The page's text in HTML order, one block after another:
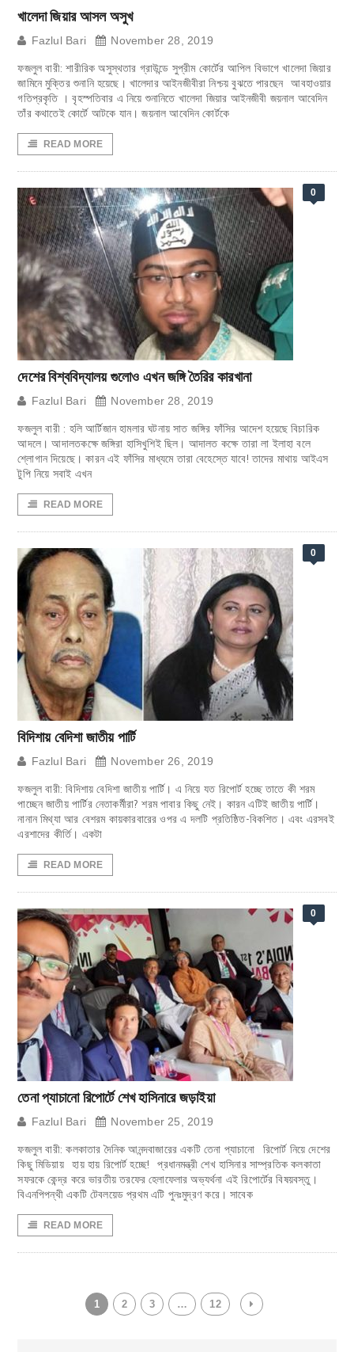
খালেদা জিয়ার আসল অসুখ
Fazlul Bari November 28, 2019
ফজলুল বারী: শারীরিক অসুস্থতার গ্রাউন্ডে সুপ্রীম কোর্টের আপিল বিভাগে খালেদা জিয়ার
জামিনে মুক্তির শুনানি হয়েছে। খালেদার আইনজীবীরা নিশ্চয় বুঝতে পারছেন আবহাওয়ার
গতিপ্রকৃতি । বৃহস্পতিবার এ নিয়ে শুনানিতে খালেদা জিয়ার আইনজীবী জয়নাল আবেদিন
তাঁর কথাতেই কোর্টে আটকে যান। জয়নাল আবেদিন কোর্টকে
READ MORE
0
দেশের বিশ্ববিদ্যালয় গুলোও এখন জঙ্গি তৈরির কারখানা
Fazlul Bari November 28, 2019
ফজলুল বারী : হলি আর্টিজান হামলার ঘটনায় সাত জঙ্গির ফাঁসির আদেশ হয়েছে বিচারিক
আদলে। আদালতকক্ষে জঙ্গিরা হাসিখুশিই ছিল। আদালত কক্ষে তারা লা ইলাহা বলে
শ্লোগান দিয়েছে। কারন এই ফাঁসির মাধ্যমে তারা বেহেস্তে যাবে! তাদের মাথায় আইএস
টুপি নিয়ে সবাই এখন
READ MORE
0
বিদিশায় বেদিশা জাতীয় পার্টি
Fazlul Bari November 26, 2019
ফজলুল বারী: বিদিশায় বেদিশা জাতীয় পার্টি। এ নিয়ে যত রিপোর্ট হচ্ছে তাতে কী শরম
পাচ্ছেন জাতীয় পার্টির নেতাকর্মীরা? শরম পাবার কিছু নেই। কারন এটিই জাতীয় পার্টি।
নানান মিথ্যা আর বেশরম কায়কারবারের ওপর এ দলটি প্রতিষ্ঠিত-বিকশিত। এবং এরসবই
এরশাদের কীর্তি। একটা
READ MORE
0
তেনা প্যাচানো রিপোর্টে শেখ হাসিনারে জড়াইয়া
Fazlul Bari November 25, 2019
ফজলুল বারী: কলকাতার দৈনিক আনন্দবাজারের একটি তেনা প্যাচানো রিপোর্ট নিয়ে দেশের
কিছু মিডিয়ায় হায় হায় রিপোর্ট হচ্ছে! প্রধানমন্ত্রী শেখ হাসিনার সাম্প্রতিক কলকাতা
সফরকে কেন্দ্র করে ভারতীয় তরফের হেলাফেলার অভ্যর্থনা এই রিপোর্টের বিষয়বস্তু।
বিএনপিপন্থী একটি টেবলয়েড প্রথম এটি পুনঃমুদ্রণ করে। সাবেক
READ MORE
1 2 3 … 12